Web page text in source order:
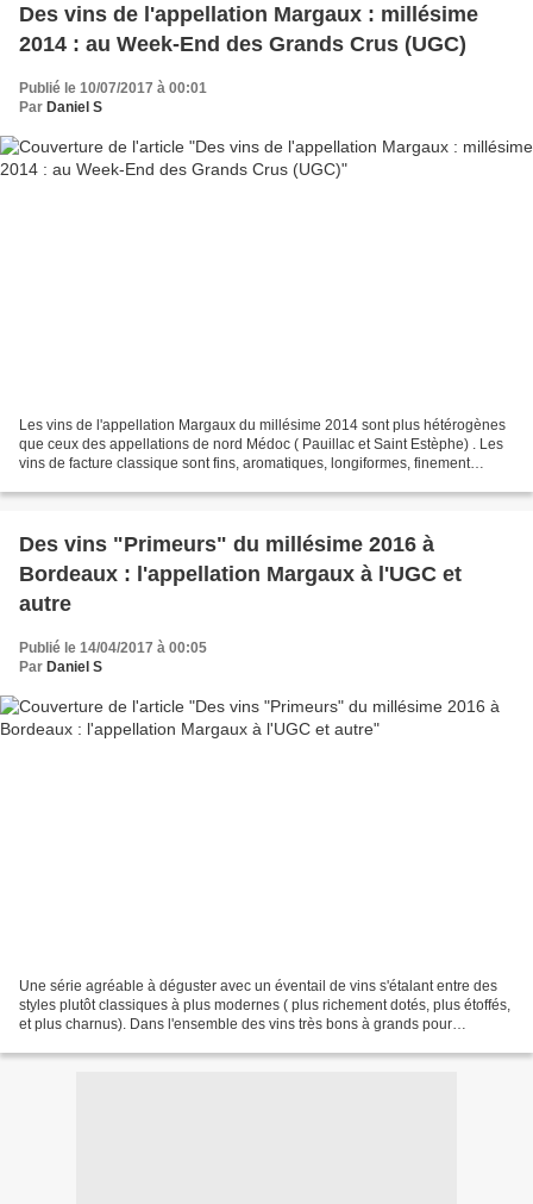
Des vins de l'appellation Margaux : millésime
2014 : au Week-End des Grands Crus (UGC)
Publié le 10/07/2017 à 00:01
Par Daniel S
Les vins de l'appellation Margaux du millésime 2014 sont plus hétérogènes
que ceux des appellations de nord Médoc ( Pauillac et Saint Estèphe) . Les
vins de facture classique sont fins, aromatiques, longiformes, finement
Des vins "Primeurs" du millésime 2016 à
Bordeaux : l'appellation Margaux à l'UGC et
autre
Publié le 14/04/2017 à 00:05
Par Daniel S
Une série agréable à déguster avec un éventail de vins s'étalant entre des
styles plutôt classiques à plus modernes ( plus richement dotés, plus étoffés,
et plus charnus). Dans l'ensemble des vins très bons à grands pour